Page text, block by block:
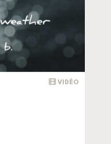
VIDÉO